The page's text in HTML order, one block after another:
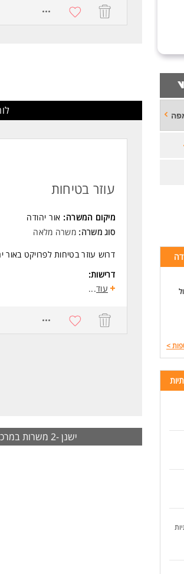
>
בעלי /ות תעודת הנדסאי /ת בניין
בעלי /ות ניסיון בתחום הבנייה
לעוד משרות ומידע על י.ח דמרי
עוזר בטיחות
מיקום המשרה: אור יהודה
סוג משרה: משרה מלאה
דרוש עוזר בטיחות לפרויקט באור
דרישות:
1- חובה ניסיון בעבודת עוזר בטיחות עם אפליקציית סייפגארד
רצוי רצינות בעבודה המשרה
עוד...
ישנן -2 משרות במרכז אשר לא צויינה בעבורן עיר